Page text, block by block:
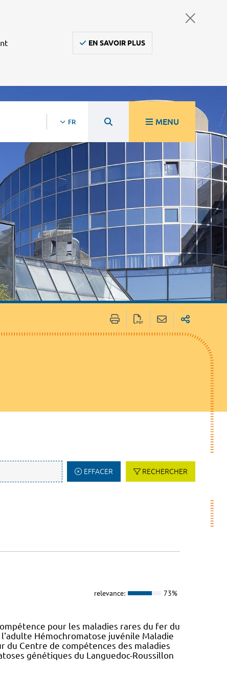
EN SAVOIR PLUS
FR MENU
EFFACER RECHERCHER
relevance: 73%
pour les maladies rares du fer du
Hémochromatose juvénile Maladie
Centre de compétences des maladies
génétiques du Languedoc-Roussillon